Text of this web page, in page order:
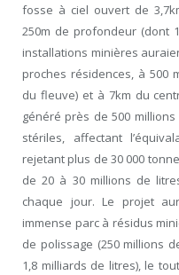
fosse à ciel ouvert de
250m de profondeur (dont
installations minières
proches résidences, à 500
du fleuve) et à 7km du
généré près de 500
stériles, affectant
rejetant plus de 30 000
de 20 à 30 millions de
chaque jour. Le projet
immense parc à résidus
de polissage (250 millions
1,8 milliards de litres), le